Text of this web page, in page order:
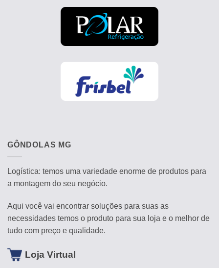
GÔNDOLAS MG
Logística: temos uma variedade enorme de produtos para
a montagem do seu negócio.
Aqui você vai encontrar soluções para suas as
necessidades temos o produto para sua loja e o melhor de
tudo com preço e qualidade.
Loja Virtual